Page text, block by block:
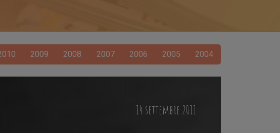
2009 2008 2007 2006 2005 2004
14 settembre 2011